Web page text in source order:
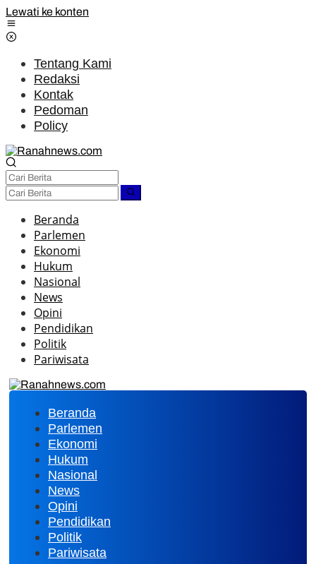
Lewati ke konten
Tentang Kami
Redaksi
Kontak
Pedoman
Policy
Beranda
Parlemen
Ekonomi
Hukum
Nasional
News
Opini
Pendidikan
Politik
Pariwisata
Beranda
Parlemen
Ekonomi
Hukum
Nasional
News
Opini
Pendidikan
Politik
Pariwisata